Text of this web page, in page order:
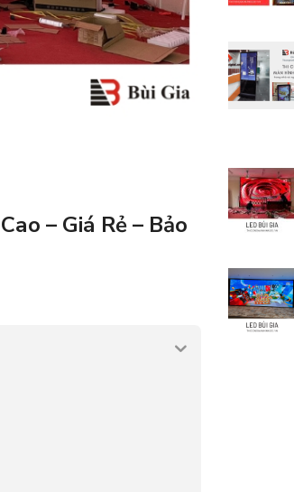
– Giá Rẻ – Bảo